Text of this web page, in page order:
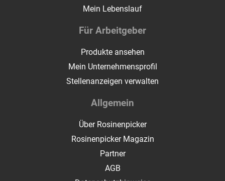
Mein Lebenslauf
Für Arbeitgeber
Produkte ansehen
Mein Unternehmensprofil
Stellenanzeigen verwalten
Allgemein
Über Rosinenpicker
Rosinenpicker Magazin
Partner
AGB